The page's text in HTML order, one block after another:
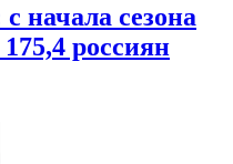
начала сезона
россиян